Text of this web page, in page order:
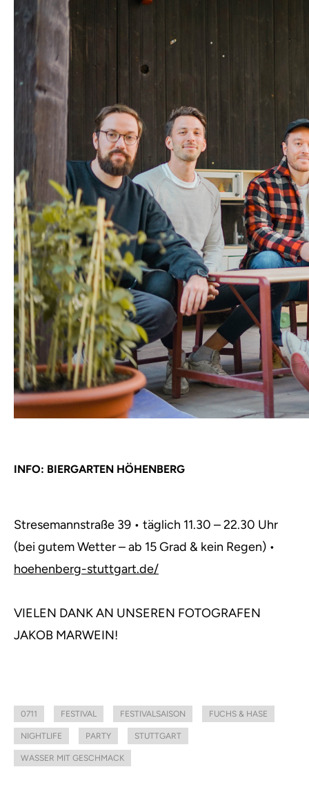
INFO: BIERGARTEN HÖHENBERG
Stresemannstraße 39 • täglich 11.30 – 22.30 Uhr
(bei gutem Wetter – ab 15 Grad & kein Regen) •
hoehenberg-stuttgart.de/
VIELEN DANK AN UNSEREN FOTOGRAFEN
JAKOB MARWEIN!
0711 FESTIVAL FESTIVALSAISON FUCHS & HASE
NIGHTLIFE PARTY STUTTGART
WASSER MIT GESCHMACK